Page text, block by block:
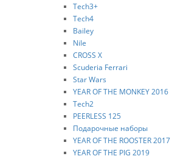
Tech3+
Tech4
Bailey
Nile
CROSS X
Scuderia Ferrari
Star Wars
YEAR OF THE MONKEY 2016
Tech2
PEERLESS 125
Подарочные наборы
YEAR OF THE ROOSTER 2017
YEAR OF THE PIG 2019